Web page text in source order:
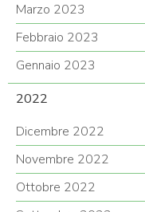
Marzo 2023
Febbraio 2023
Gennaio 2023
2022
Dicembre 2022
Novembre 2022
Ottobre 2022